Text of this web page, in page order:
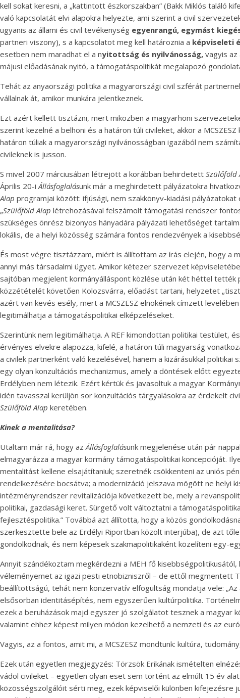
kell sokat keresni, a „kattintott észkorszakban” (Bakk Miklós találó
való kapcsolatát elvi alapokra helyezte, ami szerint a civil
ugyanis az állami és civil tevékenység egyenrangú, egymást
partneri viszony), s a kapcsolatot meg kell határoznia a képviseleti
esetben nem maradhat el a nyitottság és nyilvánosság, vagyis
májusi előadásának nyitó, a támogatáspolitikát megalapozó
Tehát az anyaországi politika a magyarországi civil szférát
vállalnak át, amikor munkára jelentkeznek.
Ezt azért kellett tisztázni, mert miközben a magyarhoni
szerint kezelné a belhoni és a határon túli civileket, akkor a
határon túliak a magyarországi nyilvánosságban igazából nem
civileknek is jusson.
S mivel 2007 márciusában létrejött a korábban behirdetett Szülőföld
Április 20-iÁllásfoglalásunk már a meghirdetett pályázatokra
Alap programjai között: ifjúsági, nem szakkönyv-kiadási
„Szülőföld Alap létrehozásával felszámolt támogatási rendszer
szükséges önrész bizonyos hányadára pályázati lehetőséget
lokális, de a helyi közösség számára fontos rendezvények a
És most végre tisztázzam, miért is állítottam az írás elején, hogy a
annyi más társadalmi ügyet. Amikor kétezer szervezet
sajtóban megjelent kormányálláspont közlése után két héttel
közzétételét követően Kolozsvárra, előadást tartani, helyzetet
azért van kevés esély, mert a MCSZESZ elnökének címzett
legitimálhatja a támogatáspolitikai elképzeléseket.
Szerintünk nem legitimálhatja. A REF kimondottan politikai testület,
érvényes elvekre alapozza, kifelé, a határon túli magyarság
a civilek partnerként való kezelésével, hanem a kizárásukkal
egy olyan konzultációs mechanizmus, amely a döntések előtt
Erdélyben nem létezik. Ezért kértük és javasoltuk a magyar
idén tavasszal kerüljön sor konzultációs tárgyalásokra az érdekelt
Szülőföld Alap keretében.
Kinek a mentalitása?
Utaltam már rá, hogy azÁllásfoglalásunk megjelenése után pár
elmagyarázza a magyar kormány támogatáspolitikai koncepcióját.
mentalitást kellene elsajátítaniuk; szeretnék csökkenteni az uniós
rendelkezésére bocsátva; a modernizáció jelszava mögött ne helyi
intézményrendszer revitalizációja következett be, mely a
politikai, gazdasági keret. Sürgető volt változtatni a
fejlesztéspolitika.” Továbbá azt állította, hogy a közös
szerkesztette bele az Erdélyi Riportban közölt interjúba), de azt
gondolkodnak, és nem képesek szakmapolitikaként közelíteni egy-
Annyit szándékoztam megkérdezni a MEH fő
véleményemet az igazi pesti etnobizniszről – de ettől megmentett
beállítottságú, tehát nem konzervatív elfogultság mondatja vele:
elsősorban identitásépítés, nem egyszerűen kultúrpolitika.
ezek a beruházások majd egyszer jó szolgálatot tesznek a magyar
valamint ehhez képest milyen módon kezelhető a nemzeti és az
Vagyis, az a fontos, amit mi, a MCSZESZ mondtunk: kultúra,
Ezek után egyetlen megjegyzés: Törzsök Erikának ismételten
vádol civileket – egyetlen olyan eset sem történt az elmúlt 15 év
közösségszolgálóit sérti meg, ezek képviselői különben kifejezésre